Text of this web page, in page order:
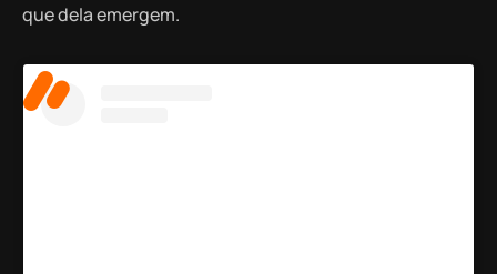
que dela emergem.